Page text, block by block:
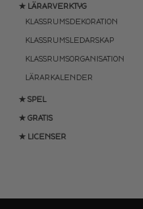
★ LÄRARVERKTYG
KLASSRUMSDEKORATION
KLASSRUMSLEDARSKAP
KLASSRUMSORGANISATION
LÄRARKALENDER
★ SPEL
★ GRATIS
★ LICENSER